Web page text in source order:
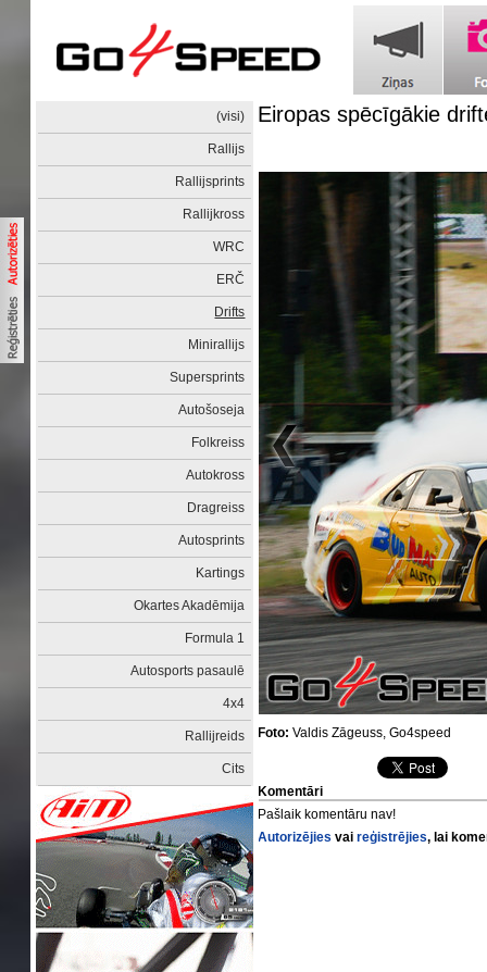
(visi)
Rallijs
Rallijsprints
Rallijkross
WRC
ERČ
Drifts
Minirallijs
Supersprints
Autošoseja
Folkreiss
Autokross
Dragreiss
Autosprints
Kartings
Okartes Akadēmija
Formula 1
Autosports pasaulē
4x4
Rallijreids
Cits
Eiropas spēcīgākie
Foto: Valdis Zāgeuss, Go4speed
Komentāri
Pašlaik komentāru nav!
Autorizējies vaireģistrējies, lai